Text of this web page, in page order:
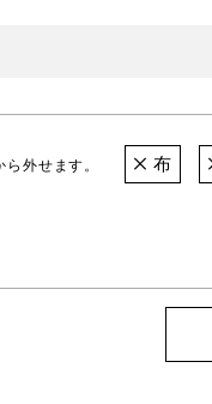
外せます。 布